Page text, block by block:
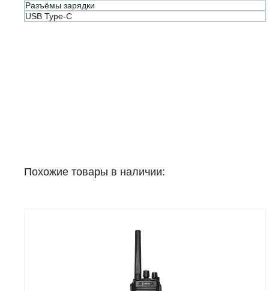
Разъёмы зарядки
USB Type-C
Похожие товары в наличии: